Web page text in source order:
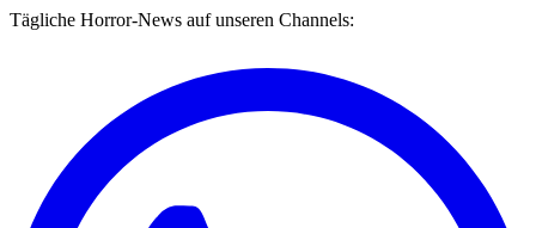
Tägliche Horror-News auf unseren Channels: